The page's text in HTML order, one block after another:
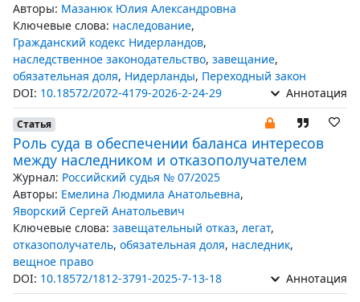
Авторы: Мазанюк Юлия Александровна
Ключевые слова: наследование,
Гражданский кодекс Нидерландов,
наследственное законодательство, завещание,
обязательная доля, Нидерланды, Переходный закон
DOI: 10.18572/2072-4179-2026-2-24-29 Аннотация
Статья
Роль суда в обеспечении баланса интересов
между наследником и отказополучателем
Журнал: Российский судья № 07/2025
Авторы: Емелина Людмила Анатольевна,
Яворский Сергей Анатольевич
Ключевые слова: завещательный отказ, легат,
отказополучатель, обязательная доля, наследник,
вещное право
DOI: 10.18572/1812-3791-2025-7-13-18 Аннотация